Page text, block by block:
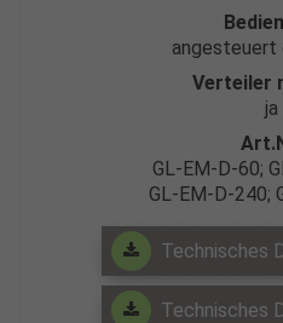
angesteuert
Verteiler
ja
GL-EM-D-60;
GL-EM-D-240;
Technisches
Technisches